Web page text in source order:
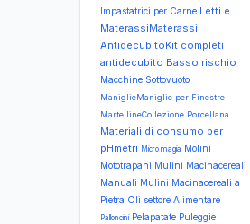
Impastatrici per Carne Letti e
MaterassiMaterassi
AntidecubitoKit completi
antidecubito Basso rischio
Macchine Sottovuoto
ManiglieManiglie per Finestre
MartellineCollezione Porcellana
Materiali di consumo per
pHmetri Micro magia Molini
Mototrapani Mulini Macinacereali
Manuali Mulini Macinacereali a
Pietra Oli settore Alimentare
Palloncini Pelapatate Puleggie